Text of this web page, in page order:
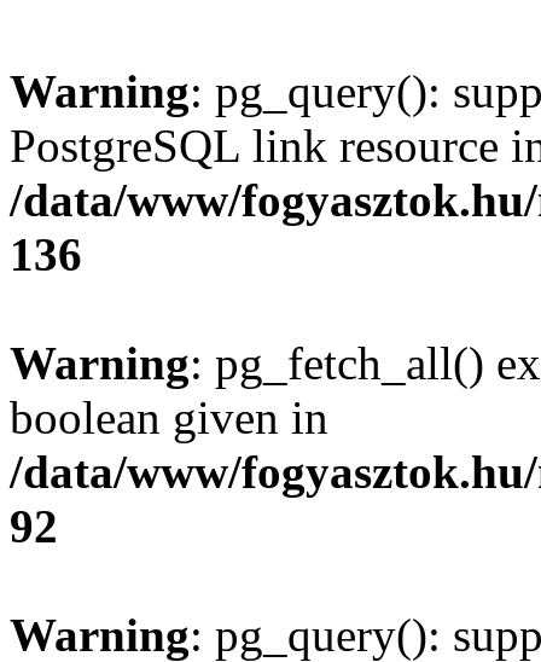
Warning: pg_query():
PostgreSQL link resource
/data/www/
136
Warning: pg_fetch_all()
boolean given in
/data/www/
92
Warning: pg_query():